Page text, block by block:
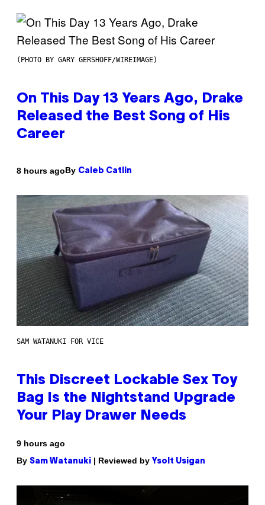
(PHOTO BY GARY GERSHOFF/WIREIMAGE)
On This Day 13 Years Ago, Drake
Released the Best Song of His
Career
8 hours agoBy Caleb Catlin
SAM WATANUKI FOR VICE
This Discreet Lockable Sex Toy
Bag Is the Nightstand Upgrade
Your Play Drawer Needs
9 hours ago
By Sam Watanuki | Reviewed by Ysolt Usigan